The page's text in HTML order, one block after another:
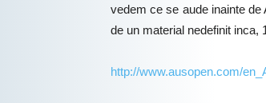
vedem ce se aude inainte
de un material nedefinit
http://www.ausopen.com/